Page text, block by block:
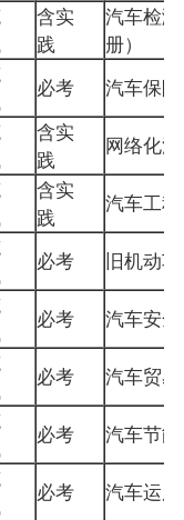
含实
践
汽车检
册）
必考 汽车保
含实
践
网络化
含实
践
汽车工
必考 旧机动
必考 汽车安
必考 汽车贸
必考 汽车节
必考 汽车运